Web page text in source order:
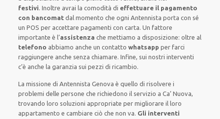
festivi.Inoltre avrai la comodità di effettuare il pagamento
con bancomat dal momento che ogni Antennistaporta con sé
un POSper accettare pagamenticon carta.Un fattore
importante è l’assistenza che mettiamo a disposizione: oltre al
telefono abbiamo anche uncontatto whatsappper farci
raggiungere anche senza chiamare.Infine, sui nostri interventi
c’è anche lagaranzia sui pezzi di ricambio.
La missione di Antennista Genova è quello di risolvere i
problemi delle persone cherichiedono il servizio a Ca’ Nuova,
trovando loro soluzioni appropriate per migliorareil loro
appartamento e cambiare ciò che non va. Gli interventi